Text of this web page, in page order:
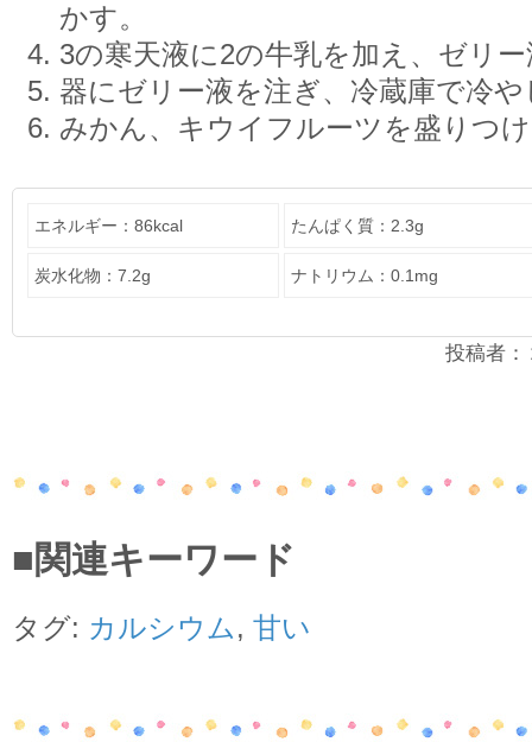
かす。
3の寒天液に2の牛乳を加え、ゼリ
器にゼリー液を注ぎ、冷蔵庫で冷
みかん、キウイフルーツを盛りつ
エネルギー：86kcal たんぱく質：2.3g
炭水化物：7.2g ナトリウム：0.1mg
投稿者
■関連キーワード
タグ: カルシウム, 甘い